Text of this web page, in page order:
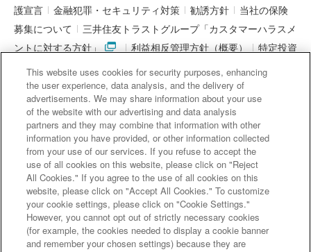
チャットで
よくある
護宣言
金融犯罪・セキュリティ対策 勧誘方針
当社の保険
募集について
三井住友トラストグループ「カスタマーハラスメ
ントに対する方針」
利益相反管理方針（概要）
特定投資
家制度に関する期限日
電子決済等代行業者との連携について
「マネー・ローンダリング及びテロ資金供与対策に関するガイド
ライン」を踏まえた取り組み
アクセシビリティについて
契約代理業・銀行代理業・外国銀行代理業務について
金銭債権
等と預金等との誤認防止について
三井住友信託銀行株式会社
金融機関コード : 0294
登録金融機関 関東財務局長（登金）第649号
This website uses cookies for security purposes, enhancing
the user experience, data analysis, and the delivery of
advertisements. We may share information about your use
of the website with our advertising and data analysis
partners and they may combine that information with other
information you have provided, or other information collected
from your use of our services. If you refuse to accept the
use of all cookies on this website, please click on "Reject
All Cookies." If you agree to the use of all cookies on this
website, please click on "Accept All Cookies." To customize
your cookie settings, please click on "Cookie Settings."
However, you cannot opt out of strictly necessary cookies
(for example, the cookies needed to display a cookie banner
and remember your chosen settings) because they are